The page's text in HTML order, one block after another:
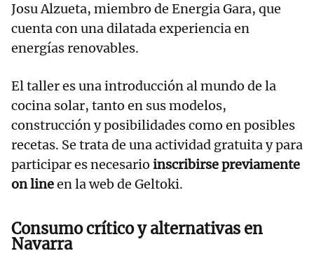
Josu Alzueta, miembro de Energia Gara, que
cuenta con una dilatada experiencia en
energías renovables.
El taller es una introducción al mundo de la
cocina solar, tanto en sus modelos,
construcción y posibilidades como en posibles
recetas. Se trata de una actividad gratuita y para
participar es necesario inscribirse previamente
on lineen la web de Geltoki.
Consumo crítico y alternativas en
Navarra